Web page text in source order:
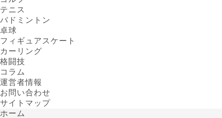
テニス
バドミントン
卓球
フィギュアスケート
カーリング
格闘技
コラム
運営者情報
お問い合わせ
サイトマップ
ホーム